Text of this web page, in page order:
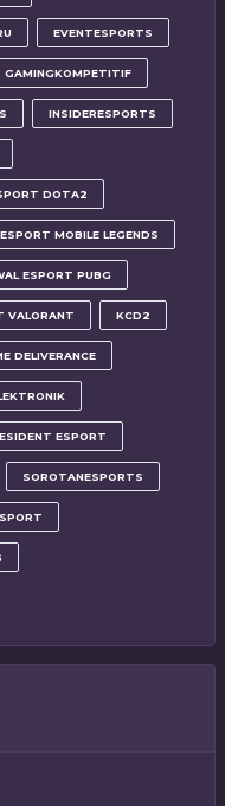
EVENTESPORTS
GAMINGKOMPETITIF
INSIDERESPORTS
DOTA2
MOBILE LEGENDS
ESPORT PUBG
VALORANT KCD2
DELIVERANCE
ESPORT
SOROTANESPORTS